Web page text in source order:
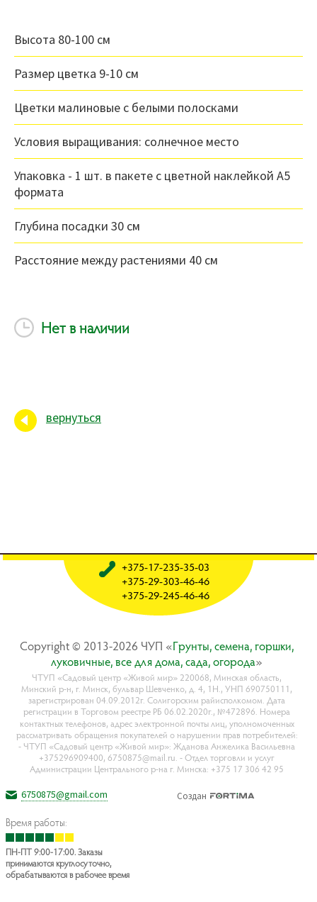
Высота 80-100 см
Размер цветка 9-10 см
Цветки малиновые с белыми полосками
Условия выращивания: солнечное место
Упаковка - 1 шт. в пакете с цветной наклейкой А5
формата
Глубина посадки 30 см
Расстояние между растениями 40 см
Нет в наличии
вернуться
Copyright © 2013-2026 ЧУП «Гpyнты, ceмeнa, гopшки,
лyкoвичныe, вce для дoмa, caдa, oгopoдa»
ЧТУП «Садовый центр «Живой мир» 220068, Минская область,
Минский р-н, г. Минск, бульвар Шевченко, д. 4, 1Н., УНП 690750111,
зарегистрирован 04.09.2012г. Солигорским райисполкомом. Дата
регистрации в Торговом реестре РБ 06.02.2020г., №472896. Номера
контактных телефонов, адрес электронной почты лиц, уполномоченных
рассматривать обращения покупателей о нарушении прав потребителей:
- ЧТУП «Садовый центр «Живой мир»: Жданова Анжелика Васильевна
+375296909400, 6750875@mail.ru. - Отдел торговли и услуг
Администрации Центрального р-на г. Минска: +375 17 306 42 95
+375-17-235-35-03
+375-29-303-46-46
+375-29-245-46-46
6750875@gmail.com
Время работы:
ПН-ПТ 9:00-17:00. Заказы
принимаются круглосуточно,
обрабатываются в рабочее время
Создан